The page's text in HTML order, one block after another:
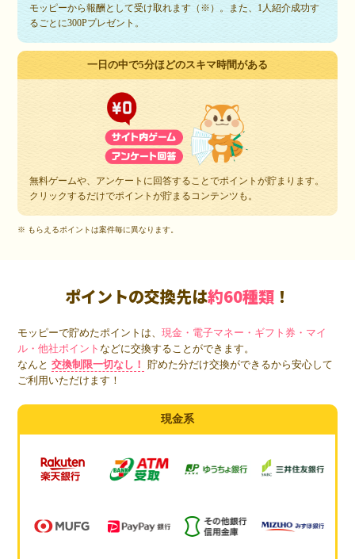
モッピーから報酬として受け取れます（※）。また、1人紹介成功す
るごとに300Pプレゼント。
一日の中で5分ほどのスキマ時間がある
無料ゲームや、アンケートに回答することでポイントが貯まります。
クリックするだけでポイントが貯まるコンテンツも。
※ もらえるポイントは案件毎に異なります。
ポイントの交換先は約60種類 ！
モッピーで貯めたポイントは、現金・電子マネー・ギフト券・マイ
ル・他社ポイントなどに交換することができます。
なんと 交換制限一切なし！
貯めた分だけ交換ができるから安心して
ご利用いただけます！
現金系